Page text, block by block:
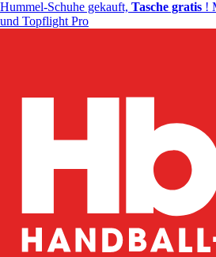
Hummel-Schuhe gekauft, Tasche gratis !
und Topflight Pro